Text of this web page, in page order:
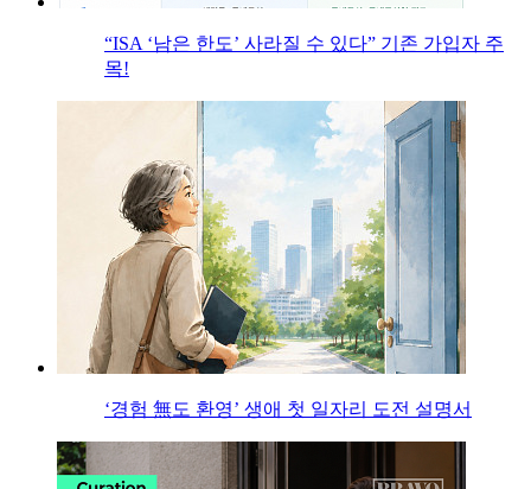
“ISA ‘남은 한도’ 사라질 수 있다” 기존 가입자 주
목!
‘경험 無도 환영’ 생애 첫 일자리 도전 설명서